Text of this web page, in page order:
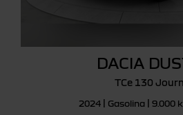
DACIA
TCe 130
2024 | Gasolina | 9.000